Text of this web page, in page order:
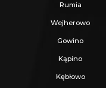
Rumia
Wejherowo
Gowino
Kąpino
Kębłowo